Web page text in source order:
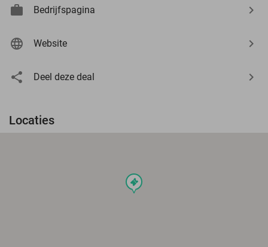
Bedrijfspagina
Website
Deel deze deal
Locaties
events